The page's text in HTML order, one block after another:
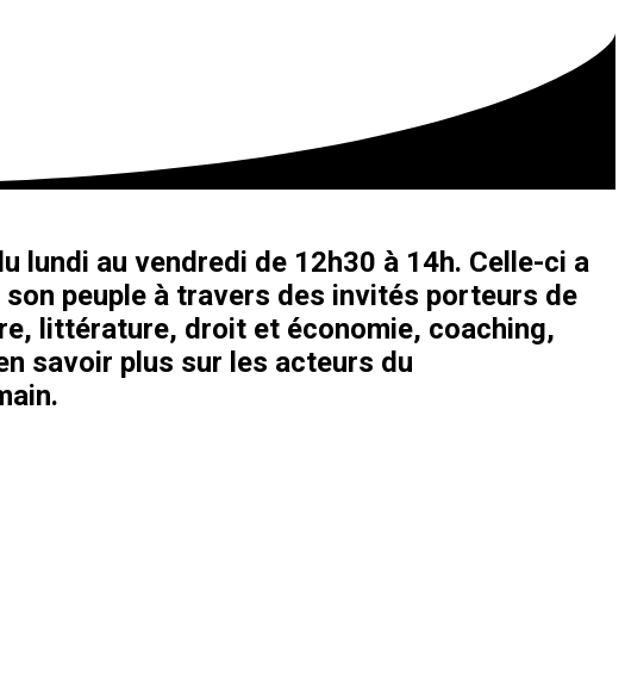
lundi au vendredi de 12h30 à 14h. Celle-ci a
peuple à travers des invités porteurs de
littérature, droit et économie, coaching,
savoir plus sur les acteurs du